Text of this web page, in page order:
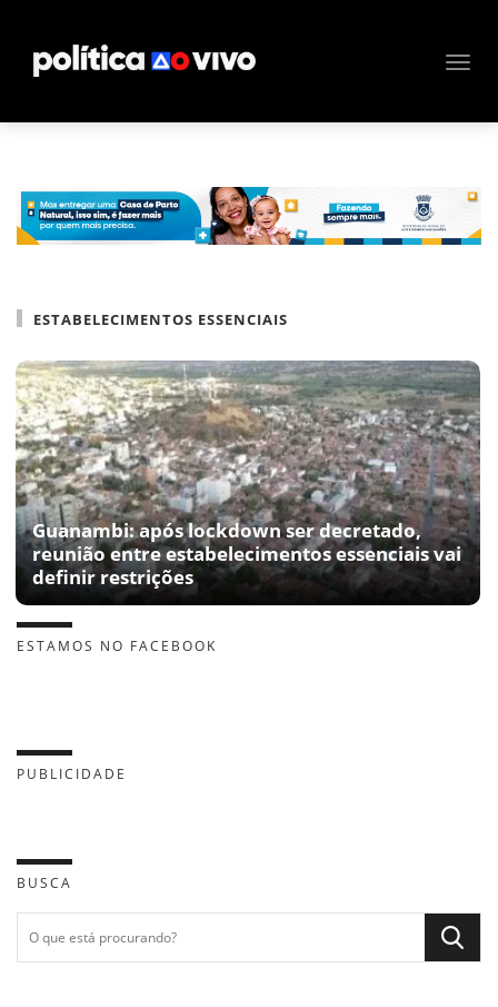
ESTABELECIMENTOS ESSENCIAIS
Guanambi: após lockdown ser decretado,
reunião entre estabelecimentos essenciais vai
definir restrições
ESTAMOS NO FACEBOOK
PUBLICIDADE
BUSCA